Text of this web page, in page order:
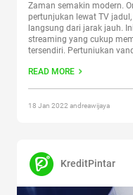
Zaman semakin modern.
pertunjukan lewat TV
langsung dari jarak jauh.
streaming yang cukup
tersendiri. Pertunjukan
di Indonesia memang
READ MORE
18 Jan 2022 andreawijaya
KreditPintar